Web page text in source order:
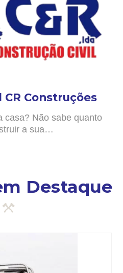
Construções
casa? Não sabe quanto
a sua…
Destaque